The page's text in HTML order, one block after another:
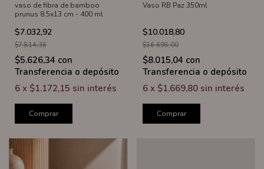
vaso de fibra de bamboo
prunus 8.5x13 cm - 400 ml
$7.032,92
$7.814,36
$5.626,34 con
Transferencia o depósito
6 x $1.172,15 sin interés
Comprar
Vaso RB Paz 350ml
$10.018,80
$16.698,00
$8.015,04 con
Transferencia o depósito
6 x $1.669,80 sin interés
Comprar